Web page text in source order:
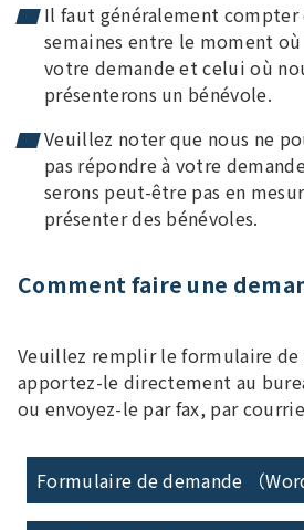
Il faut généralement compter
semaines entre le moment
votre demande et celui où
présenterons un bénévole.
Veuillez noter que nous ne
pas répondre à votre
serons peut-être pas en
présenter des bénévoles.
Comment faire une
Veuillez remplir le formulaire de
apportez-le directement au
ou envoyez-le par fax, par
Formulaire de demande （